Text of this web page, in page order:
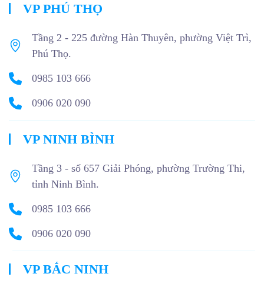
VP PHÚ THỌ
Tầng 2 - 225 đường Hàn Thuyên, phường Việt Trì,
Phú Thọ.
0985 103 666
0906 020 090
VP NINH BÌNH
Tầng 3 - số 657 Giải Phóng, phường Trường Thi,
tỉnh Ninh Bình.
0985 103 666
0906 020 090
VP BẮC NINH